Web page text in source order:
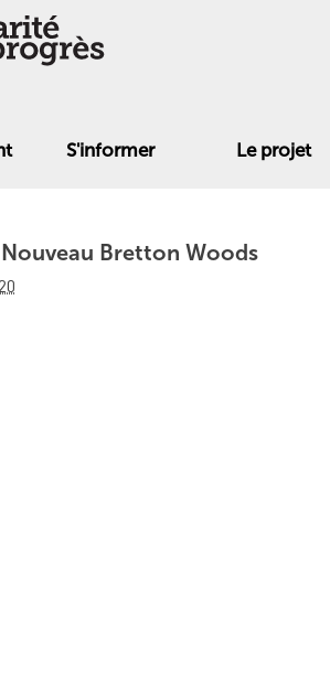
S'informer Le projet
Bretton Woods